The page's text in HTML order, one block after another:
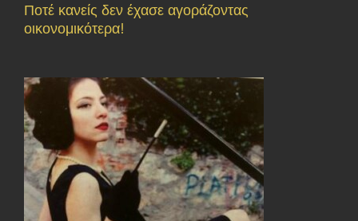
Ποτέ κανείς δεν έχασε αγοράζοντας
οικονομικότερα!